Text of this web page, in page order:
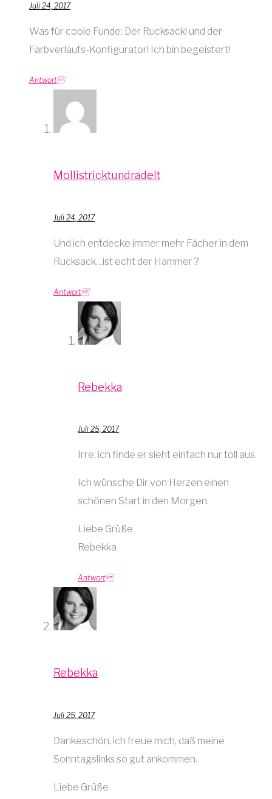
Juli 24, 2017
Was für coole Funde: Der Rucksack! und der
Farbverlaufs-Konfigurator! Ich bin begeistert!
Antwort
Mollistricktundradelt
Juli 24, 2017
Und ich entdecke immer mehr Fächer in dem
Rucksack…ist echt der Hammer ?
Antwort
Rebekka
Juli 25, 2017
Irre, ich finde er sieht einfach nur toll aus.
Ich wünsche Dir von Herzen einen
schönen Start in den Morgen.
Liebe Grüße
Rebekka
Antwort
Rebekka
Juli 25, 2017
Dankeschön, ich freue mich, daß meine
Sonntagslinks so gut ankommen.
Liebe Grüße